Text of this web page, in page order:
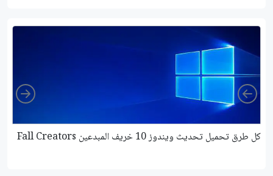
كل طرق تحميل تحديث ويندوز 10 خريف المبدعين Fall Creators
Left